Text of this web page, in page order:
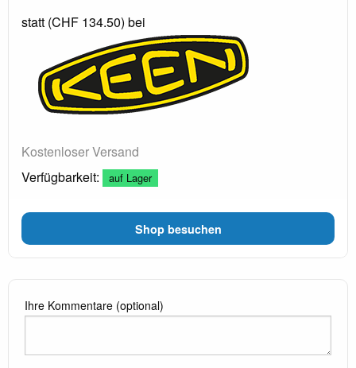
statt (CHF 134.50) bei
Kostenloser Versand
Verfügbarkeit:
auf Lager
Shop besuchen
Ihre Kommentare (optional)